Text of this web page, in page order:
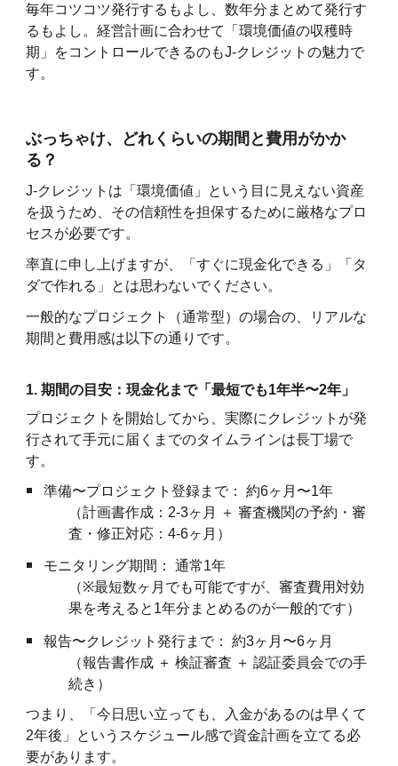
毎年コツコツ発行するもよし、数年分まとめて発行す
るもよし。経営計画に合わせて「環境価値の収穫時
期」をコントロールできるのもJ-クレジットの魅力で
す。
ぶっちゃけ、どれくらいの期間と費用がかか
る？
J-クレジットは「環境価値」という目に見えない資産
を扱うため、その信頼性を担保するために厳格なプロ
セスが必要です。
率直に申し上げますが、「すぐに現金化できる」「タ
ダで作れる」とは思わないでください。
一般的なプロジェクト（通常型）の場合の、リアルな
期間と費用感は以下の通りです。
1. 期間の目安：現金化まで「最短でも1年半〜2年」
プロジェクトを開始してから、実際にクレジットが発
行されて手元に届くまでのタイムラインは長丁場で
す。
準備〜プロジェクト登録まで： 約6ヶ月〜1年
（計画書作成：2-3ヶ月 ＋ 審査機関の予約・審
査・修正対応：4-6ヶ月）
モニタリング期間： 通常1年
（※最短数ヶ月でも可能ですが、審査費用対効
果を考えると1年分まとめるのが一般的です）
報告〜クレジット発行まで： 約3ヶ月〜6ヶ月
（報告書作成 ＋ 検証審査 ＋ 認証委員会での手
続き）
つまり、「今日思い立っても、入金があるのは早くて
2年後」というスケジュール感で資金計画を立てる必
要があります。